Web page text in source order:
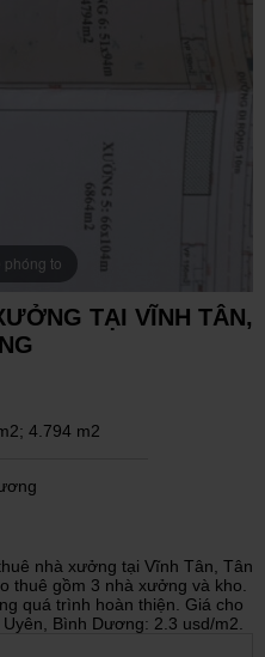
phóng to
TẠI VĨNH TÂN,
4.794 m2
nhà xưởng tại Vĩnh Tân, Tân
thuê gồm 3 nhà xưởng và kho.
quá trình hoàn thiện. Giá cho
Bình Dương: 2.3 usd/m2.